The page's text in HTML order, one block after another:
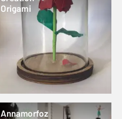
Origami
Annamorfoz